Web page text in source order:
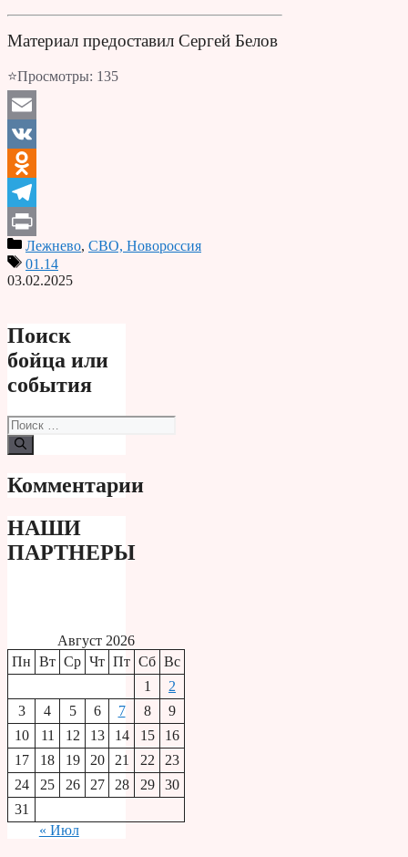
Материал предоставил Сергей Белов
⭐Просмотры: 135
Email
VK
Odnoklassniki
Telegram
PrintЛежнево, СВО, Новороссия
01.14
03.02.2025
Поиск
бойца или
события
Поиск:
Комментарии
НАШИ
ПАРТНЕРЫ
Август 2026
Пн Вт Ср Чт Пт Сб Вс
1
2
3
4 5 6 7 8
9
10
11 12 13 14 15
16
17
18 19 20 21 22
23
24
25 26 27 28 29
30
31
« Июл